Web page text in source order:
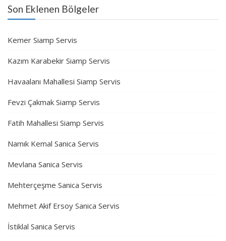
Son Eklenen Bölgeler
Kemer Siamp Servis
Kazım Karabekir Siamp Servis
Havaalanı Mahallesi Siamp Servis
Fevzi Çakmak Siamp Servis
Fatih Mahallesi Siamp Servis
Namık Kemal Sanica Servis
Mevlana Sanica Servis
Mehterçeşme Sanica Servis
Mehmet Akif Ersoy Sanica Servis
İstiklal Sanica Servis